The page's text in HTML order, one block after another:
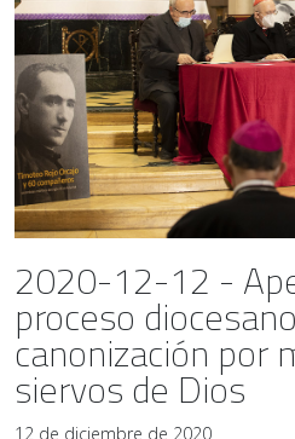
2020-12-12 -
proceso
canonización por
siervos de Dios
12 de diciembre de 2020